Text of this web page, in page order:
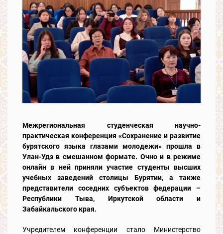
Межрегиональная студенческая научно-
практическая конференция «Сохранение и развитие
бурятского языка глазами молодежи» прошла в
Улан-Удэ в смешанном формате. Очно и в режиме
онлайн в ней приняли участие студенты высших
учебных заведений столицы Бурятии, а также
представители соседних субъектов федерации –
Республики Тыва, Иркутской области и
Забайкальского края.
Учредителем конференции стало Министерство